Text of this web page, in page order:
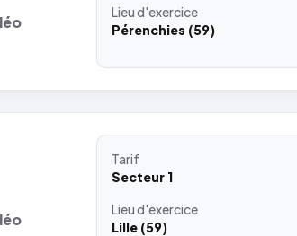
Lieud'exercice
Pérenchies (59)
Tarif
Secteur 1
Lieud'exercice
Lille (59)